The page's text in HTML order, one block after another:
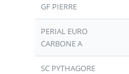
GF PIERRE
PERIAL EURO
CARBONE A
SC PYTHAGORE